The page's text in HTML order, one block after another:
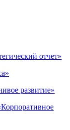
отчет»
развитие»